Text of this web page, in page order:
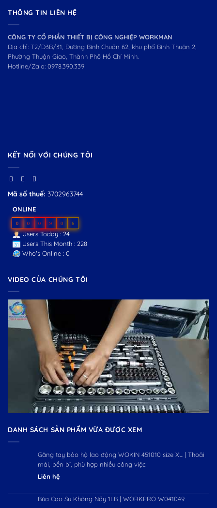
THÔNG TIN LIÊN HỆ
CÔNG TY CỔ PHẦN THIẾT BỊ CÔNG NGHIỆP WORKMAN
Địa chỉ: T2/D3B/31, Đường Bình Chuẩn 62, khu phố Bình Thuận 2,
Phường Thuận Giao, Thành Phố Hồ Chí Minh.
Hotline/Zalo: 0978.390.339
KẾT NỐI VỚI CHÚNG TÔI
Mã số thuế: 3702963744
ONLINE
0 0 0 9 0 6
Users Today : 24
Users This Month : 228
Who's Online : 0
VIDEO CỦA CHÚNG TÔI
DANH SÁCH SẢN PHẨM VỪA ĐƯỢC XEM
Găng tay bảo hộ lao động WOKIN 451010 size XL | Thoải
mái, bền bỉ, phù hợp nhiều công việc
Liên hệ
Búa Cao Su Không Nẩy 1LB | WORKPRO W041049